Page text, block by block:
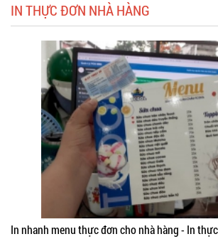
IN THỰC ĐƠN NHÀ HÀNG
In nhanh menu thực đơn cho nhà hàng - In